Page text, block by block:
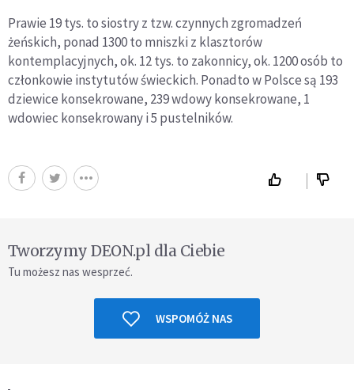
Prawie 19 tys. to siostry z tzw. czynnych zgromadzeń
żeńskich, ponad 1300 to mniszki z klasztorów
kontemplacyjnych, ok. 12 tys. to zakonnicy, ok. 1200 osób to
członkowie instytutów świeckich. Ponadto w Polsce są 193
dziewice konsekrowane, 239 wdowy konsekrowane, 1
wdowiec konsekrowany i 5 pustelników.
Tworzymy DEON.pl dla Ciebie
Tu możesz nas wesprzeć.
WSPOMÓŻ NAS